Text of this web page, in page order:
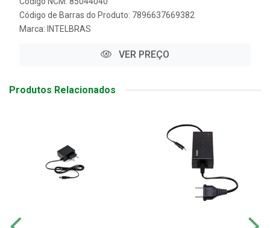
Código de Barras do Produto: 7896637669382
Marca: INTELBRAS
VER PREÇO
Produtos Relacionados